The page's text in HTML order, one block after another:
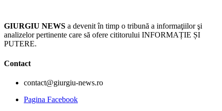
GIURGIU NEWS a devenit în timp o tribună a informaţiilor şi
analizelor pertinente care să ofere cititorului INFORMAȚIE ȘI
PUTERE.
Contact
contact@giurgiu-news.ro
Pagina Facebook